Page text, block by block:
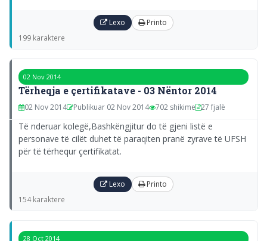
Lexo Printo
199 karaktere
02 Nov 2014
Tërheqja e çertifikatave - 03 Nëntor 2014
02 Nov 2014 Publikuar 02 Nov 2014 702 shikime 27 fjalë
Të nderuar kolegë,Bashkëngjitur do të gjeni listë e
personave të cilët duhet të paraqiten pranë zyrave të UFSH
për të tërhequr çertifikatat.
Lexo Printo
154 karaktere
28 Oct 2014